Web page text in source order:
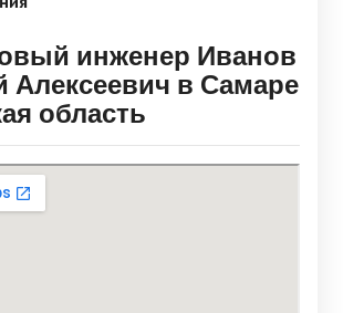
инженер Иванов
Алексеевич в Самаре
область